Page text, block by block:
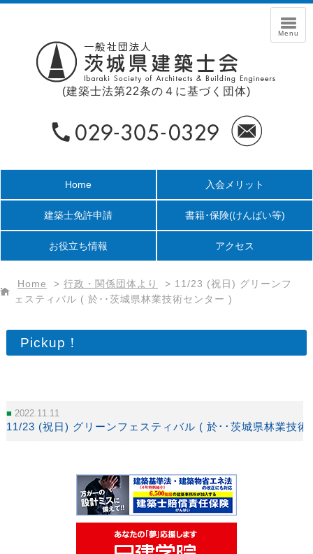
(建築士法第22条の４に基づく団体)
Home 入会メリット
建築士免許申請 書籍･保険(けんばい等)
お役立ち情報 アクセス
Home > 行政・関係団体より > 11/23 (祝日) グリーンフ
ェスティバル ( 於･･茨城県林業技術センター )
Pickup！
2022.11.11
11/23 (祝日) グリーンフェスティバル ( 於･･茨城県林業技術